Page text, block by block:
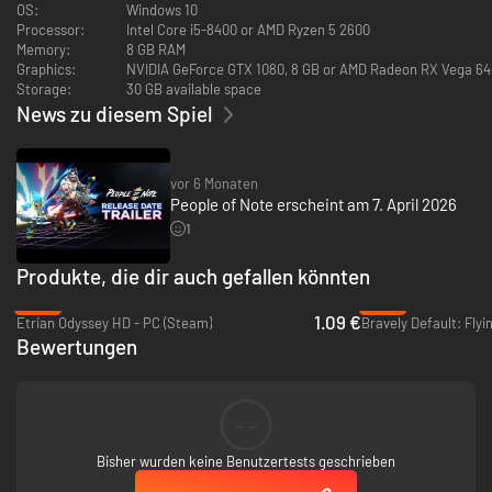
Erlebe in People of Note völlige neue rundenbasierte Kämpfe, die aus
Bedingungen, rhythmusbasierten Echtzeitattacken und
genreübergreifenden Mashup-Angriffen bestehen!
OS:
Windows 10
Processor:
Intel Core i5-8400 or AMD Ryzen 5 2600
Memory:
8 GB RAM
Graphics:
NVIDIA GeForce GTX 1080, 8 GB or AMD Radeon RX Vega
Storage:
30 GB available space
News zu diesem Spiel
vor 6 Monaten
People of Note erscheint am 7. April 2026
1
Produkte, die dir auch gefallen könnten
Etrian Odyssey HD - PC (Steam)
1.09 €
Bewertungen
Bisher wurden keine Benutzertests geschrieben